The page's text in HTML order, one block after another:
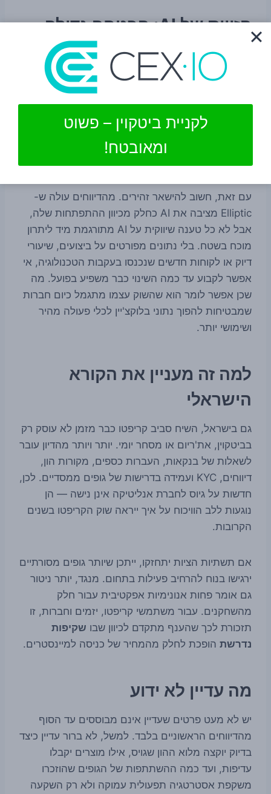
הזווית של AI: הבטחה גדולה,
אבל צריך להישאר מדויקים
הכותרת סביב AI מושכת תשומת לב, ובצדק. בעולם
שבו כמויות הנתונים on-chain רק גדלות, קשה
יכולות, לפחות בתיאוריה, לעזור בזיהוי דפוסים מורכבים,
לקצר זמני חקירה, לחבר בין ישויות ולשפר סיווג של
עם זאת, חשוב להישאר זהירים. מהדיווחים עולה ש-
Elliptic מציבה את AI כחלק מכיוון ההתפתחות שלה,
אבל לא כל טענה שיווקית על AI מתורגמת מיד ליתרון
מוכח בשטח. בלי נתונים מפורטים על ביצועים, שיעורי
דיוק או לקוחות חדשים שנכנסו בעקבות הטכנולוגיה, אי
אפשר לקבוע עד כמה השינוי כבר משפיע בפועל. מה
שכן אפשר לומר הוא שהשוק עצמו מתגמל כיום חברות
שמבטיחות להפוך נתוני בלוקצ'יין לכלי פעולה מהיר
ושימושי יותר.
למה זה מעניין את הקורא
הישראלי
גם בישראל, השיח סביב קריפטו כבר מזמן לא עוסק רק
בביטקוין, את'ריום או מסחר יומי. יותר ויותר מהדיון עובר
לשאלות של בנקאות, העברות כספים, מקורות הון,
דיווחים, KYC ועמידה בדרישות של גופים ממסדיים. לכן,
חדשות על גיוס לחברת אנליטיקה אינן נישה — הן
נוגעות ללב הוויכוח על איך ייראה שוק הקריפטו בשנים
הקרובות.
אם תשתיות הציות יתחזקו, ייתכן שיותר גופים מסורתיים
ירגישו בנוח להרחיב פעילות בתחום. מנגד, יותר ניטור
גם אומר פחות אנונימיות אפקטיבית עבור חלק
מהשחקנים. עבור משתמשי קריפטו, יזמים וחברות, זו
תזכורת לכך שהענף מתקדם לכיוון שבו שקיפות
נדרשת הופכת לחלק מהמחיר של כניסה למיינסטרים.
מה עדיין לא ידוע
יש לא מעט פרטים שעדיין אינם מבוססים עד הסוף
מהדיווחים הראשוניים בלבד. למשל, לא ברור עדיין כיצד
בדיוק יוקצה מלוא ההון שגויס, אילו מוצרים יקבלו
עדיפות, ועד כמה ההשתתפות של הגופים שהוזכרו
משקפת אסטרטגיה תפעולית עמוקה ולא רק השקעה
לקניית ביטקוין – פשוט
ומאובטח!